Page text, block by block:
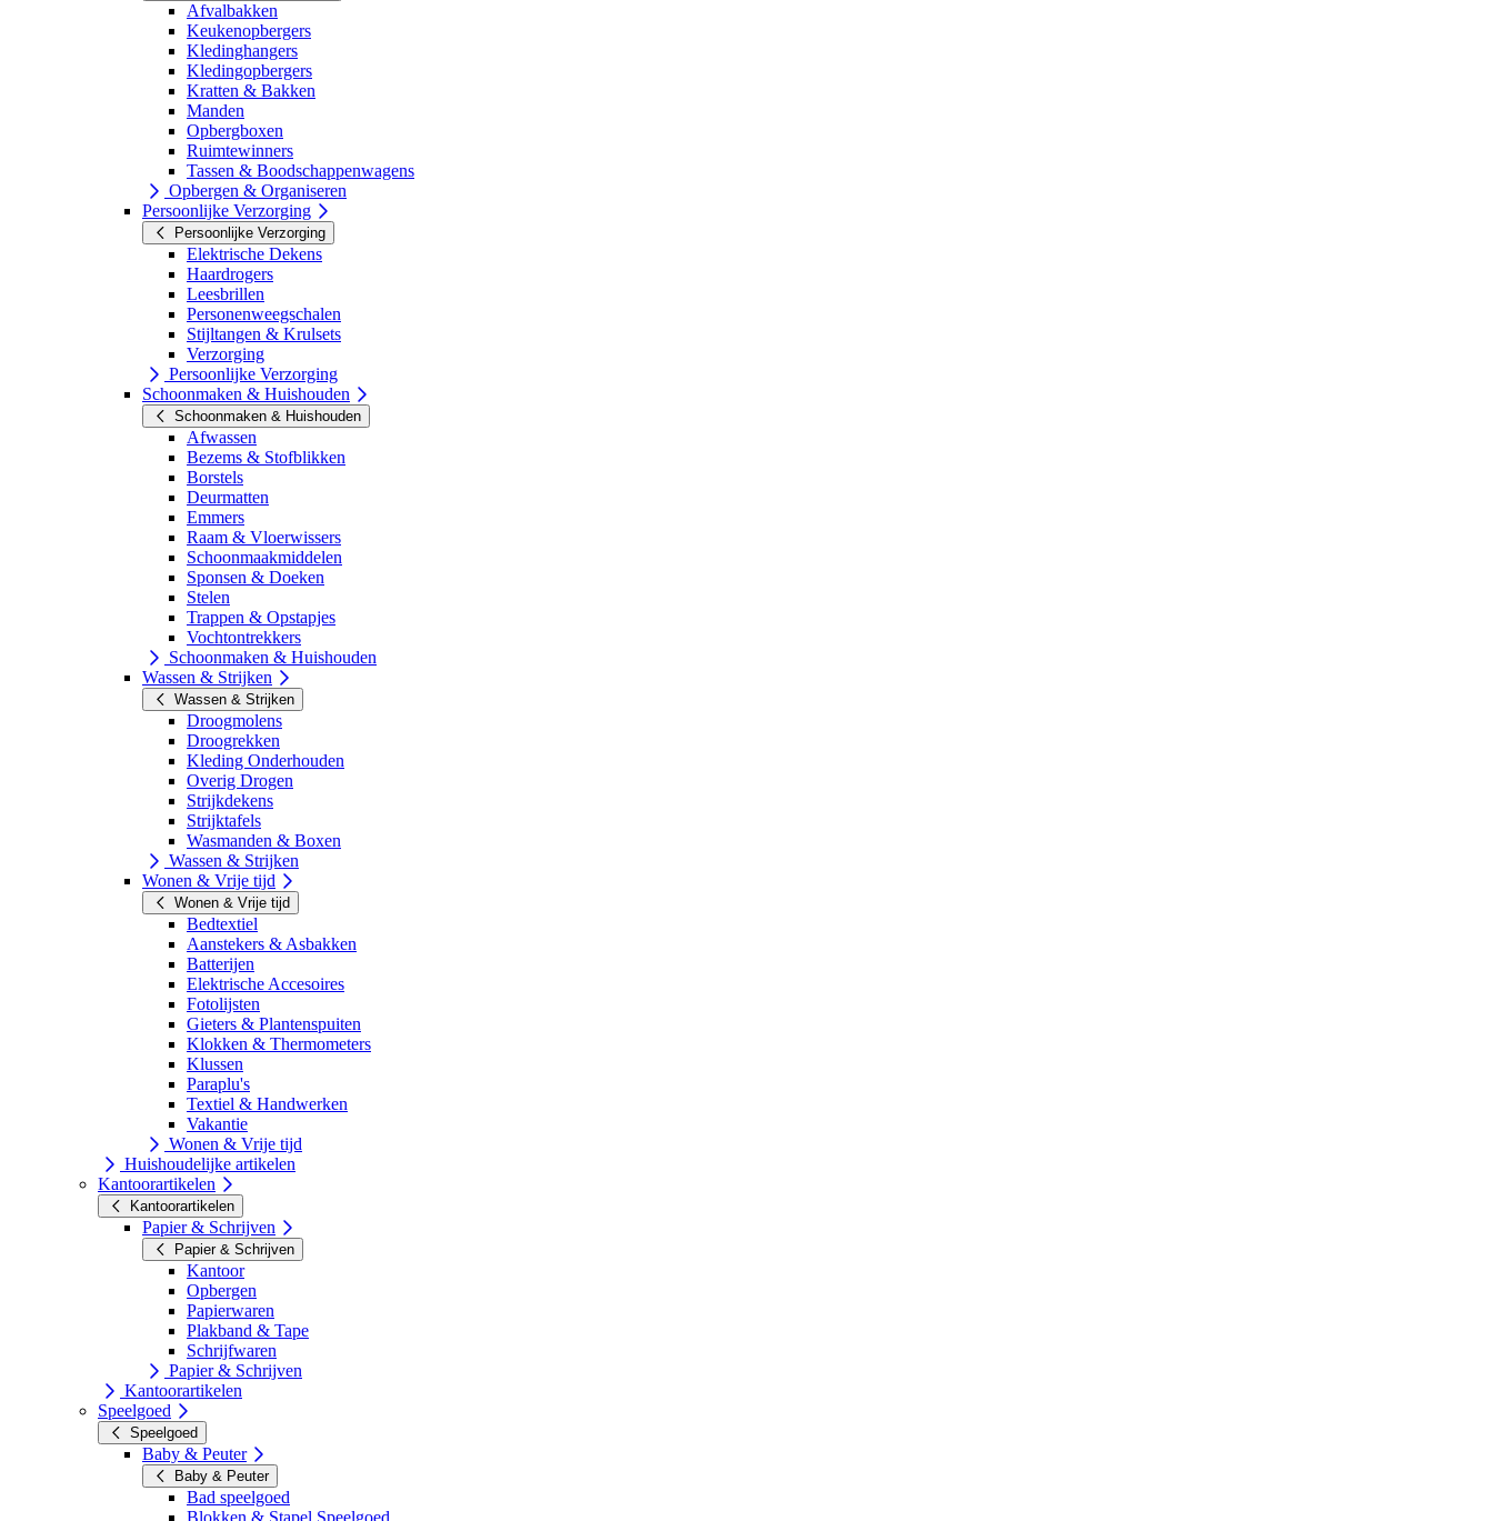
Afvalbakken
Keukenopbergers
Kledinghangers
Kledingopbergers
Kratten & Bakken
Manden
Opbergboxen
Ruimtewinners
Tassen & Boodschappenwagens
Opbergen & Organiseren
Persoonlijke Verzorging
Persoonlijke Verzorging
Elektrische Dekens
Haardrogers
Leesbrillen
Personenweegschalen
Stijltangen & Krulsets
Verzorging
Persoonlijke Verzorging
Schoonmaken & Huishouden
Schoonmaken & Huishouden
Afwassen
Bezems & Stofblikken
Borstels
Deurmatten
Emmers
Raam & Vloerwissers
Schoonmaakmiddelen
Sponsen & Doeken
Stelen
Trappen & Opstapjes
Vochtontrekkers
Schoonmaken & Huishouden
Wassen & Strijken
Wassen & Strijken
Droogmolens
Droogrekken
Kleding Onderhouden
Overig Drogen
Strijkdekens
Strijktafels
Wasmanden & Boxen
Wassen & Strijken
Wonen & Vrije tijd
Wonen & Vrije tijd
Bedtextiel
Aanstekers & Asbakken
Batterijen
Elektrische Accesoires
Fotolijsten
Gieters & Plantenspuiten
Klokken & Thermometers
Klussen
Paraplu's
Textiel & Handwerken
Vakantie
Wonen & Vrije tijd
Huishoudelijke artikelen
Kantoorartikelen
Kantoorartikelen
Papier & Schrijven
Papier & Schrijven
Kantoor
Opbergen
Papierwaren
Plakband & Tape
Schrijfwaren
Papier & Schrijven
Kantoorartikelen
Speelgoed
Speelgoed
Baby & Peuter
Baby & Peuter
Bad speelgoed
Blokken & Stapel Speelgoed